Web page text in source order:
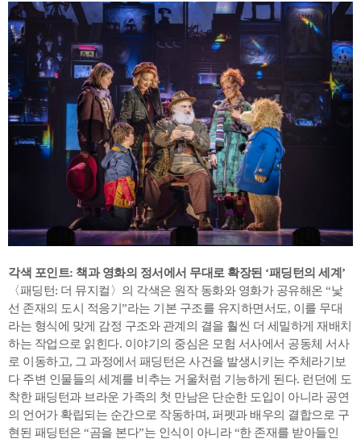
각색 포인트: 책과 영화의 정서에서 무대로 확장된 ‘패딩턴의 세계’
〈패딩턴: 더 뮤지컬〉의 각색은 원작 동화와 영화가 공유해온 “낯
선 존재의 도시 적응기”라는 기본 구조를 유지하면서도, 이를 무대
라는 형식에 맞게 감정 구조와 관계의 결을 훨씬 더 세밀하게 재배치
하는 작업으로 읽힌다. 이야기의 중심은 모험 서사에서 공동체 서사
로 이동하고, 그 과정에서 패딩턴은 사건을 발생시키는 주체라기보
다 주변 인물들의 세계를 비추는 거울처럼 기능하게 된다. 런던에 도
착한 패딩턴과 브라운 가족의 첫 만남은 단순한 도입이 아니라 공연
의 언어가 확립되는 순간으로 작동하며, 퍼펫과 배우의 결합으로 구
현된 패딩턴은 “곰을 본다”는 인식이 아니라 “한 존재를 받아들인